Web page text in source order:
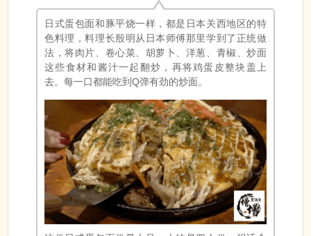
日式蛋包面和豚平烧一样，都是日本关西地区的特
色料理，料理长殷明从日本师傅那里学到了正统做
法，将肉片、卷心菜、胡萝卜、洋葱、青椒、炒面
这些食材和酱汁一起翻炒，再将鸡蛋皮整块盖上
去。每一口都能吃到Q弹有劲的炒面。